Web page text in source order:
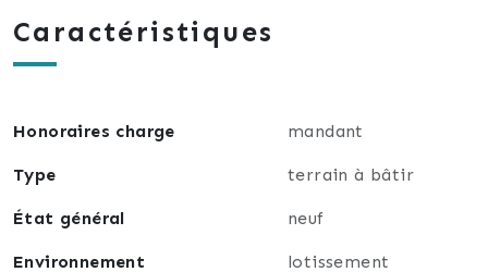
Caractéristiques
Honoraires charge mandant
Type terrain à bâtir
État général neuf
Environnement lotissement